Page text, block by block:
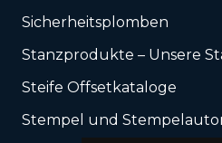
Sicherheitsplomben
Stanzprodukte – Unsere
Steife Offsetkataloge
Stempel und